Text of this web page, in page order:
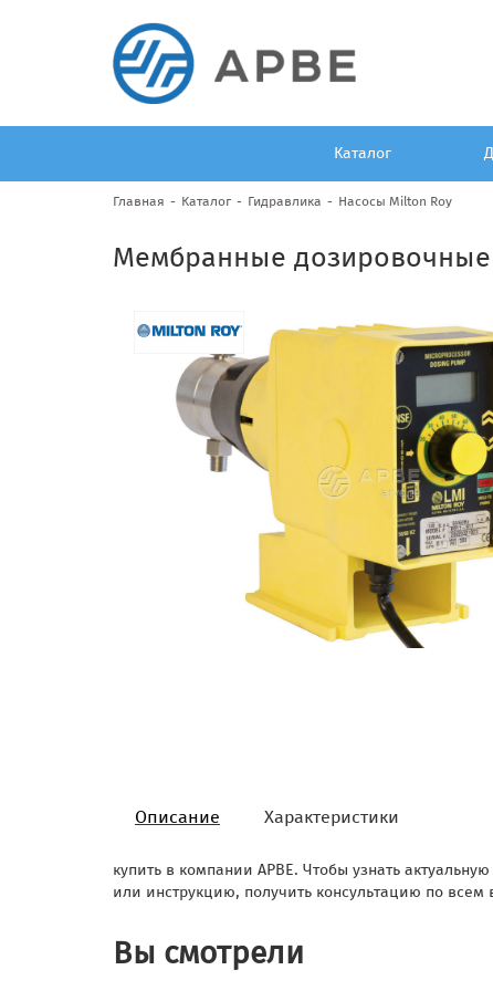
Каталог
Главная Каталог Гидравлика Насосы Milton Roy
Мембранные дозировочные
Описание Характеристики
купить в компании АРВЕ. Чтобы узнать
или инструкцию, получить консультацию по
Вы смотрели